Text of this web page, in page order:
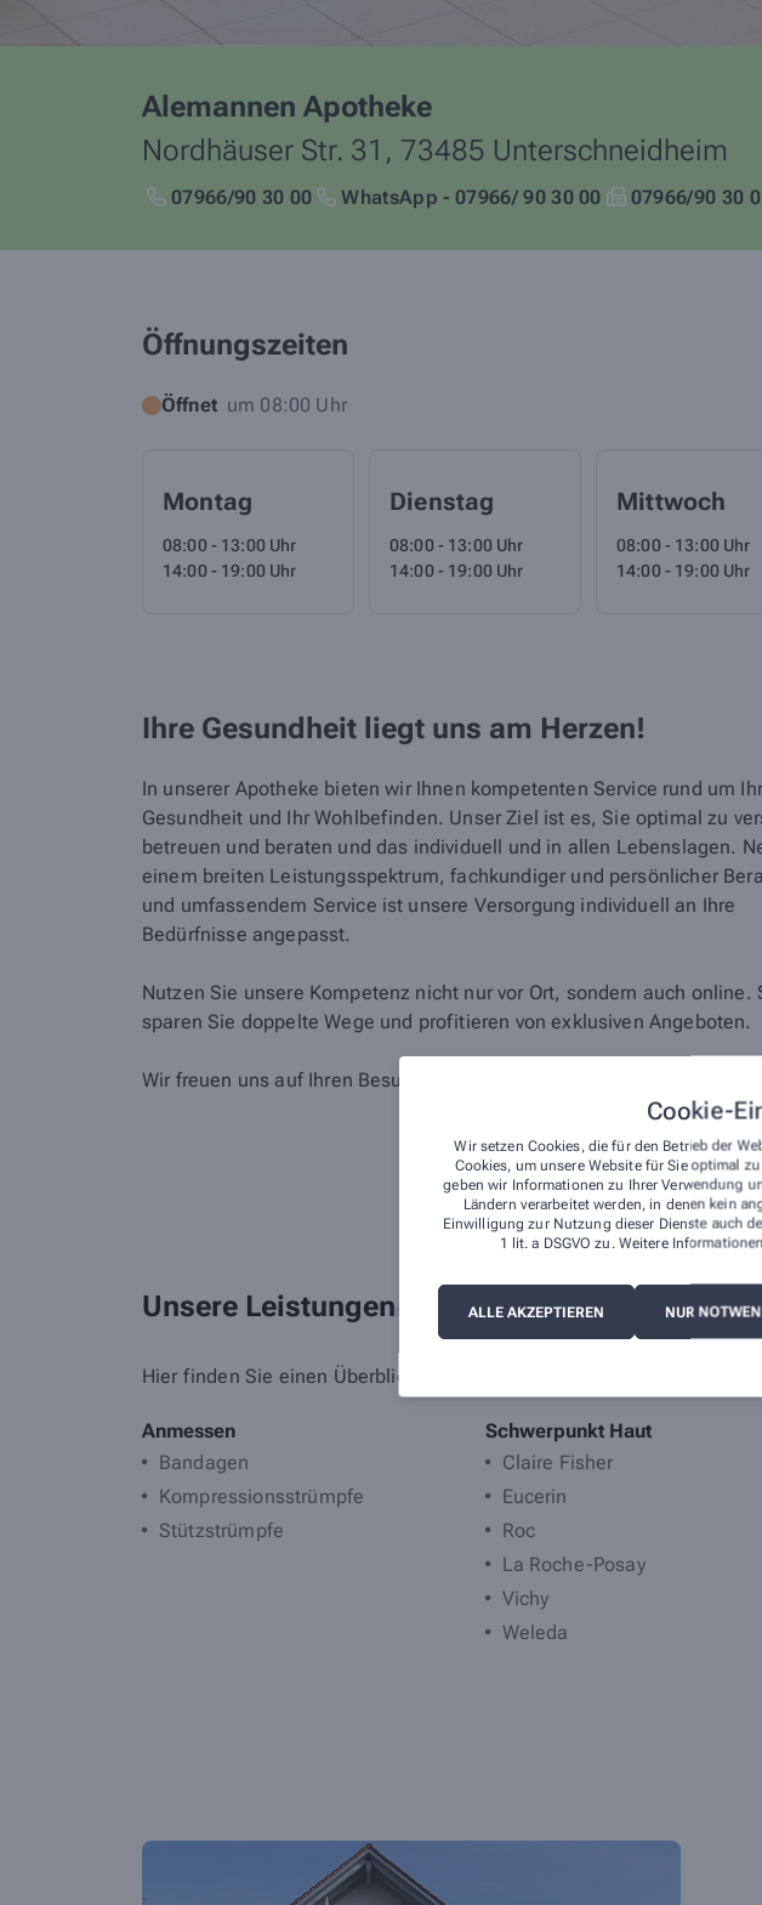
Cookie-
Wir setzen Cookies, die für den Betrieb der
Cookies, um unsere Website für Sie optimal
geben wir Informationen zu Ihrer Verwendung
Ländern verarbeitet werden, in denen kein
Einwilligung zur Nutzung dieser Dienste auch
1 lit. a DSGVO zu. Weitere
ALLE AKZEPTIEREN NUR
Alemannen Apotheke
Nordhäuser Str. 31, 73485 Unterschneidheim
07966/90 30 00 WhatsApp - 07966/ 90 30 00 07966/90 30
Öffnungszeiten
Öffnet um 08:00 Uhr
Montag
08:00 - 13:00 Uhr
14:00 - 19:00 Uhr
Dienstag
08:00 - 13:00 Uhr
14:00 - 19:00 Uhr
Mittwoch
08:00 - 13:00 Uhr
14:00 - 19:00 Uhr
Ihre Gesundheit liegt uns am Herzen!
In unserer Apotheke bieten wir Ihnen kompetenten Service rund um
Gesundheit und Ihr Wohlbefinden. Unser Ziel ist es, Sie optimal zu
betreuen und beraten und das individuell und in allen Lebenslagen.
einem breiten Leistungsspektrum, fachkundiger und persönlicher
und umfassendem Service ist unsere Versorgung individuell an Ihre
Bedürfnisse angepasst.
Nutzen Sie unsere Kompetenz nicht nur vor Ort, sondern auch online.
sparen Sie doppelte Wege und profitieren von exklusiven Angeboten.
Wir freuen uns auf Ihren Besuch!
Unsere LeistungenAlle Leistungen
Hier finden Sie einen Überblick über unsere umfangreichen
Anmessen
Bandagen
Kompressionsstrümpfe
Stützstrümpfe
Schwerpunkt Haut
Claire Fisher
Eucerin
Roc
La Roche-Posay
Vichy
Weleda